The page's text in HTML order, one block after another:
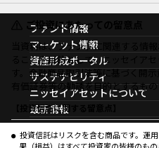
ご投資にあたっての留意点
当資料は、ファンドに関連する情
ることを目的として、ニッセイア
す。金融商品取引法等に基づく開
有価証券等の勧誘を目的とするも
【投資信託に関する留意点】
投資信託はリスクを含む商品です。運
ファンド情報
ファンド情報TOP
基準価額一覧
ファンド検索
ファンド比較
決算カレンダー
海外休日カレンダー
投資信託新商品のご案内
投資信託償還商品のご案内
ちょこっと3分！ファンドシ
マーケット情報
マーケット情報TOP
マーケット指数
マーケットレポート
コラム
ファンドレポート
資産形成ポータル
資産形成ポータルTOP
資産形成サービス
Nダイレクト
Goal Navi
サステナビリティ
サステナビリティTOP
サステナビリティ経営
サステナブル投資
ニッセイアセットについて
ニッセイアセットについて
会社情報
プレスリリース
受賞歴
最新情報
マーケットニュース
商品ニュース